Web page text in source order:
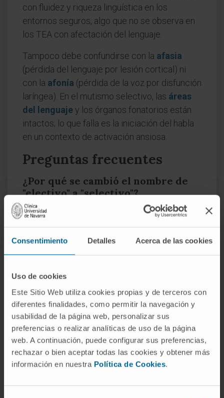
Consentimiento Detalles Acerca de las cookies
Uso de cookies
Este Sitio Web utiliza cookies propias y de terceros con
diferentes finalidades, como permitir la navegación y
usabilidad de la página web, personalizar sus
preferencias o realizar analíticas de uso de la página
web. A continuación, puede configurar sus preferencias,
rechazar o bien aceptar todas las cookies y obtener más
información en nuestra Política de Cookies.
con fluidez y riqueza lingüística en los
entornos seguros, algo que no se observa en
los TEA con afectación del lenguaje.
Tampoco debe confundirse con la afasia
(pérdida del lenguaje por lesión cortical) ni
con la afonía (pérdida de la voz por disfunción
laríngea). En el mutismo selectivo, las áreas
del lenguajey los órganos fonatorios están
intactos; lo que falla es la iniciación del habla
en un contexto de activación ansiosa.
Preguntas frecuentes
¿Por qué se cambió el nombre de
"electivo" a "selectivo"?
Porque "electivo" sugería que el niño elegía no
hablar deliberadamente, lo cual no es cierto.
Moritz Tramer acuñó el términoelektiver
Mutismusen 1934, pero con el avance de la
inhibición verbal no es voluntaria sino ansiosa.
El DSM-IV, en 1994, adoptó "selectivo" para
indicar que el mutismo aparece solo en
contextos seleccionados, sin implicar
intencionalidad.
¿El mutismo selectivo se cura?